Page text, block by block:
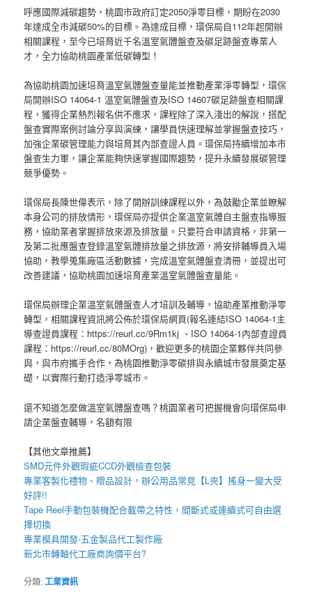
呼應國際減碳趨勢，桃園市政府訂定2050淨零目標，期盼在2030
年達成全市減碳50%的目標。為達成目標，環保局自112年起開辦
相關課程，至今已培育近千名溫室氣體盤查及碳足跡盤查專業人
才，全力協助桃園產業低碳轉型！
為協助桃園加速培育溫室氣體盤查量能並推動產業淨零轉型，環保
局開辦ISO 14064-1 溫室氣體盤查及ISO 14607碳足跡盤查相關課
程，獲得企業熱烈報名供不應求，課程除了深入淺出的解說，搭配
盤查實際案例討論分享與演練，讓學員快速理解並掌握盤查技巧，
加強企業碳管理能力與培育其內部查證人員。環保局持續增加本市
盤查生力軍，讓企業能夠快速掌握國際趨勢，提升永續發展碳管理
競爭優勢。
環保局長陳世偉表示，除了開辦訓練課程以外，為鼓勵企業並瞭解
本身公司的排放情形，環保局亦提供企業溫室氣體自主盤查指導服
務，協助業者掌握排放來源及排放量。只要符合申請資格，非第一
及第二批應盤查登錄溫室氣體排放量之排放源，將安排輔導員入場
協助，教學蒐集廠區活動數據，完成溫室氣體盤查清冊，並提出可
改善建議，協助桃園加速培育產業溫室氣體盤查量能。
環保局辦理企業溫室氣體盤查人才培訓及輔導，協助產業推動淨零
轉型，相關課程資訊將公佈於環保局網頁(報名連結ISO 14064-1主
導查證員課程：https://reurl.cc/9Rm1kj 、ISO 14064-1內部查證員
課程：https://reurl.cc/80MOrg)，歡迎更多的桃園企業夥伴共同參
與，與市府攜手合作，為桃園推動淨零碳排與永續城市發展奠定基
礎，以實際行動打造淨零城市。
還不知道怎麼做溫室氣體盤查嗎？桃園業者可把握機會向環保局申
請企業盤查輔導，名額有限
【其他文章推薦】
SMD元件外觀瑕疵CCD外觀檢查包裝
專業客製化禮物、贈品設計，辦公用品常見【L夾】搖身一變大受
好評!!
Tape Reel手動包裝機配合載帶之特性，間斷式或連續式可自由選
擇切換
專業模具開發-五金製品代工製作廠
新北市轉軸代工廠商詢價平台?
分類:工業資訊